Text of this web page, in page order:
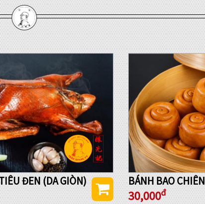
ĐEN (DA GIÒN) BÁNH BAO CHIÊN
30,000đ